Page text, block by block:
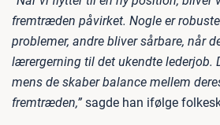
fremtræden påvirket. Nogle er
problemer, andre bliver sårbare, når
lærergerning til det ukendte lederjob.
mens de skaber balance mellem
fremtræden,” sagde han ifølge